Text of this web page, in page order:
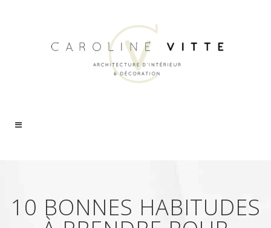
10 BONNES HABITUDES